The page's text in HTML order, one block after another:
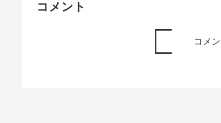
コメント
コメ